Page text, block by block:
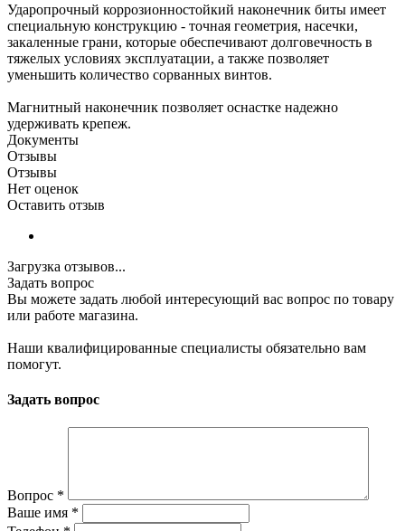
Ударопрочный коррозионностойкий наконечник биты имеет
специальную конструкцию - точная геометрия, насечки,
закаленные грани, которые обеспечивают долговечность в
тяжелых условиях эксплуатации, а также позволяет
уменьшить количество сорванных винтов.
Магнитный наконечник позволяет оснастке надежно
удерживать крепеж.
Документы
Отзывы
Отзывы
Нет оценок
Оставить отзыв
Загрузка отзывов...
Задать вопрос
Вы можете задать любой интересующий вас вопрос по товару
или работе магазина.
Наши квалифицированные специалисты обязательно вам
помогут.
Задать вопрос
Вопрос *
Ваше имя *